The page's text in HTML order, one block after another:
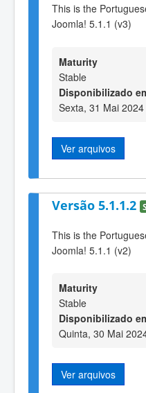
This is the
Joomla! 5.1.1 (v3)
Maturity
Stable
Disponibilizado
Sexta, 31 Mai
Ver arquivos
Versão 5.1.1.2
This is the
Joomla! 5.1.1 (v2)
Maturity
Stable
Disponibilizado
Quinta, 30 Mai
Ver arquivos